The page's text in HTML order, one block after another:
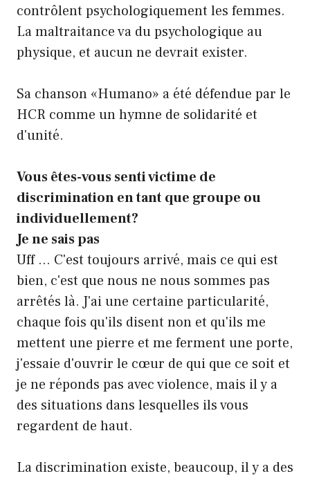
contrôlent psychologiquement les femmes.
La maltraitance va du psychologique au
physique, et aucun ne devrait exister.
Sa chanson «Humano» a été défendue par le
HCR comme un hymne de solidarité et
d'unité.
Vous êtes-vous senti victime de
discrimination en tant que groupe ou
individuellement?
Je ne sais pas
Uff … C'est toujours arrivé, mais ce qui est
bien, c'est que nous ne nous sommes pas
arrêtés là. J'ai une certaine particularité,
chaque fois qu'ils disent non et qu'ils me
mettent une pierre et me ferment une porte,
j'essaie d'ouvrir le cœur de qui que ce soit et
je ne réponds pas avec violence, mais il y a
des situations dans lesquelles ils vous
regardent de haut.
La discrimination existe, beaucoup, il y a des